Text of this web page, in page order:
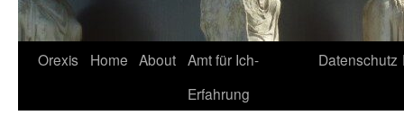
Orexis Home About Amt für Ich-
Erfahrung
Datenschutz